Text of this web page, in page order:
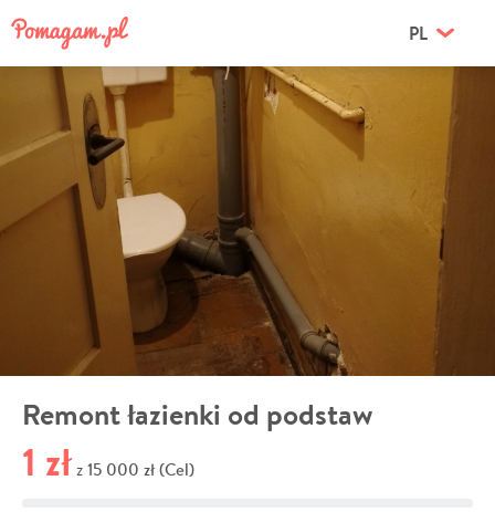
PL
Remont łazienki od podstaw
1 zł z 15 000 zł (Cel)